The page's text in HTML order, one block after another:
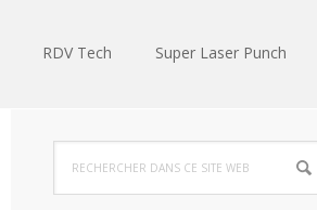
RDV Tech Super Laser Punch
Barre
latérale
dans
ce